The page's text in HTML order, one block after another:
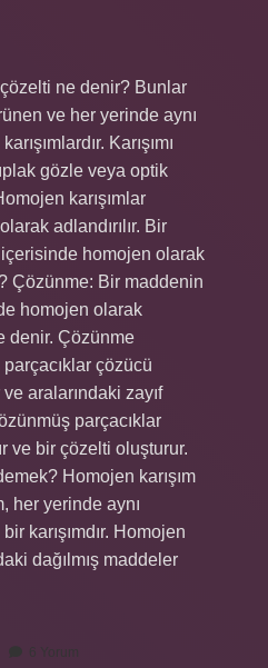
çözelti ne denir? Bunlar
ve her yerinde aynı
Karışımı
gözle veya optik
karışımlar
adlandırılır. Bir
homojen olarak
Çözünme: Bir maddenin
homojen olarak
denir. Çözünme
çözücü
aralarındaki zayıf
parçacıklar
ve bir çözelti oluşturur.
Homojen karışım
her yerinde aynı
karışımdır. Homojen
dağılmış maddeler
6 Yorum